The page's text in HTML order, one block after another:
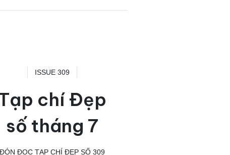
ISSUE 309
chí Đẹp
số tháng 7
ĐÓN ĐỌC TẠP CHÍ ĐẸP SỐ 309